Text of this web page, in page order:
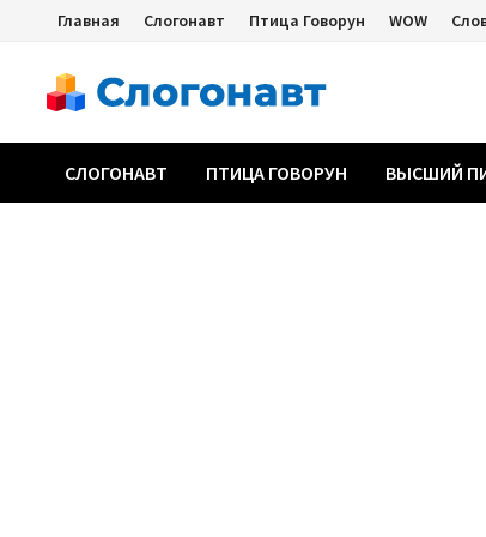
Перейти
содержимому
Главная Слогонавт Птица Говорун WOW
СЛОГОНАВТ ПТИЦА ГОВОРУН ВЫСШИЙ